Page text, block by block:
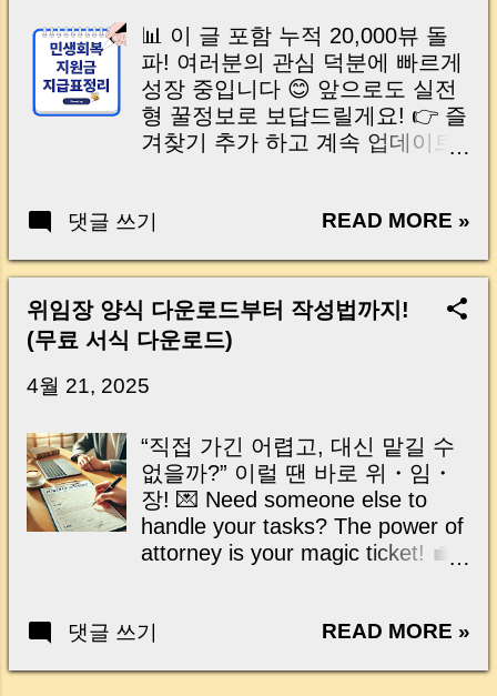
분리가 될까?” “부모님이 세대주
면 나는 신청이 안 되는 건가?”
“형제·자매도 세대 분리가 가능하
다고 들었는데 맞을까?” 실제 상
담 현장에서도...
Year-End Tax Portal Matters Now
What Is the Government24 Tax
Certificate Service? Five Tax
Certificates You Can Issue
Online Authentication Methods
Without Membership How
Traffic Mobile ID & Samsung
Wallet Updates Free Service
Warnings: Avoid Paid Proxy Sites
Portal Quick FAQ for Year-End
Tax Filing 연말정산 시즌이 다가
마 이거일 겁니다. “서류 또 뭐 챙
인증명서, 재학증명서처럼 꼭 필
요한 서류는 많은데 막상 발급하
려고 하면 로그인부터 인증까지
번거로워서 미루게 되곤 하지요.
특히 연말정산 마감이 다가올수
📊 이 글 포함 누적 20,000뷰 돌
파! 여러분의 관심 덕분에 빠르게
성장 중입니다 😊 앞으로도 실전
형 꿀정보로 보답드릴게요! 👉 즐
겨찾기 추가 하고 계속 업데이트
🙏) 📌 민생지원금 시리즈 |
활형 민생지원금 자격 체크 /
Livelihood Subsidy Eligibility
Check 2편. 가짜 지원금 사기 주
의보 / Fake Subsidy Scam Alert
3편. 정부 추경예산 혜택 총정리 /
Benefits 좀처럼 나아지지 않는 불
경기, 미친 물가, 요즘 같은 시기
에 “누가 나한테 돈을 준다” 는 소
식이 더없이 반갑게 느껴지시죠?
뉴스에선 ‘민생회복 지원금 전 국
민 대상 지급’ 이라고 떠들썩한데,
런 건 알아서 주는 거 아니야?” 싶
기도 하고, “혹시 우리 집은 상위
10%라서 제외?” 괜히 걱정도 되
댓글 쓰기 READ MORE »
위임장 양식 다운로드부터 작성법까지!
(무료 서식 다운로드)
4월 21, 2025
“직접 가긴 어렵고, 대신 맡길 수
없을까?” 이럴 땐 바로 위・임・
장! 💌 Need someone else to
handle your tasks? The power of
attorney is your magic ticket! 💼
맡길 수 있는 문서가 필요한 순간
댓글 쓰기 READ MORE »